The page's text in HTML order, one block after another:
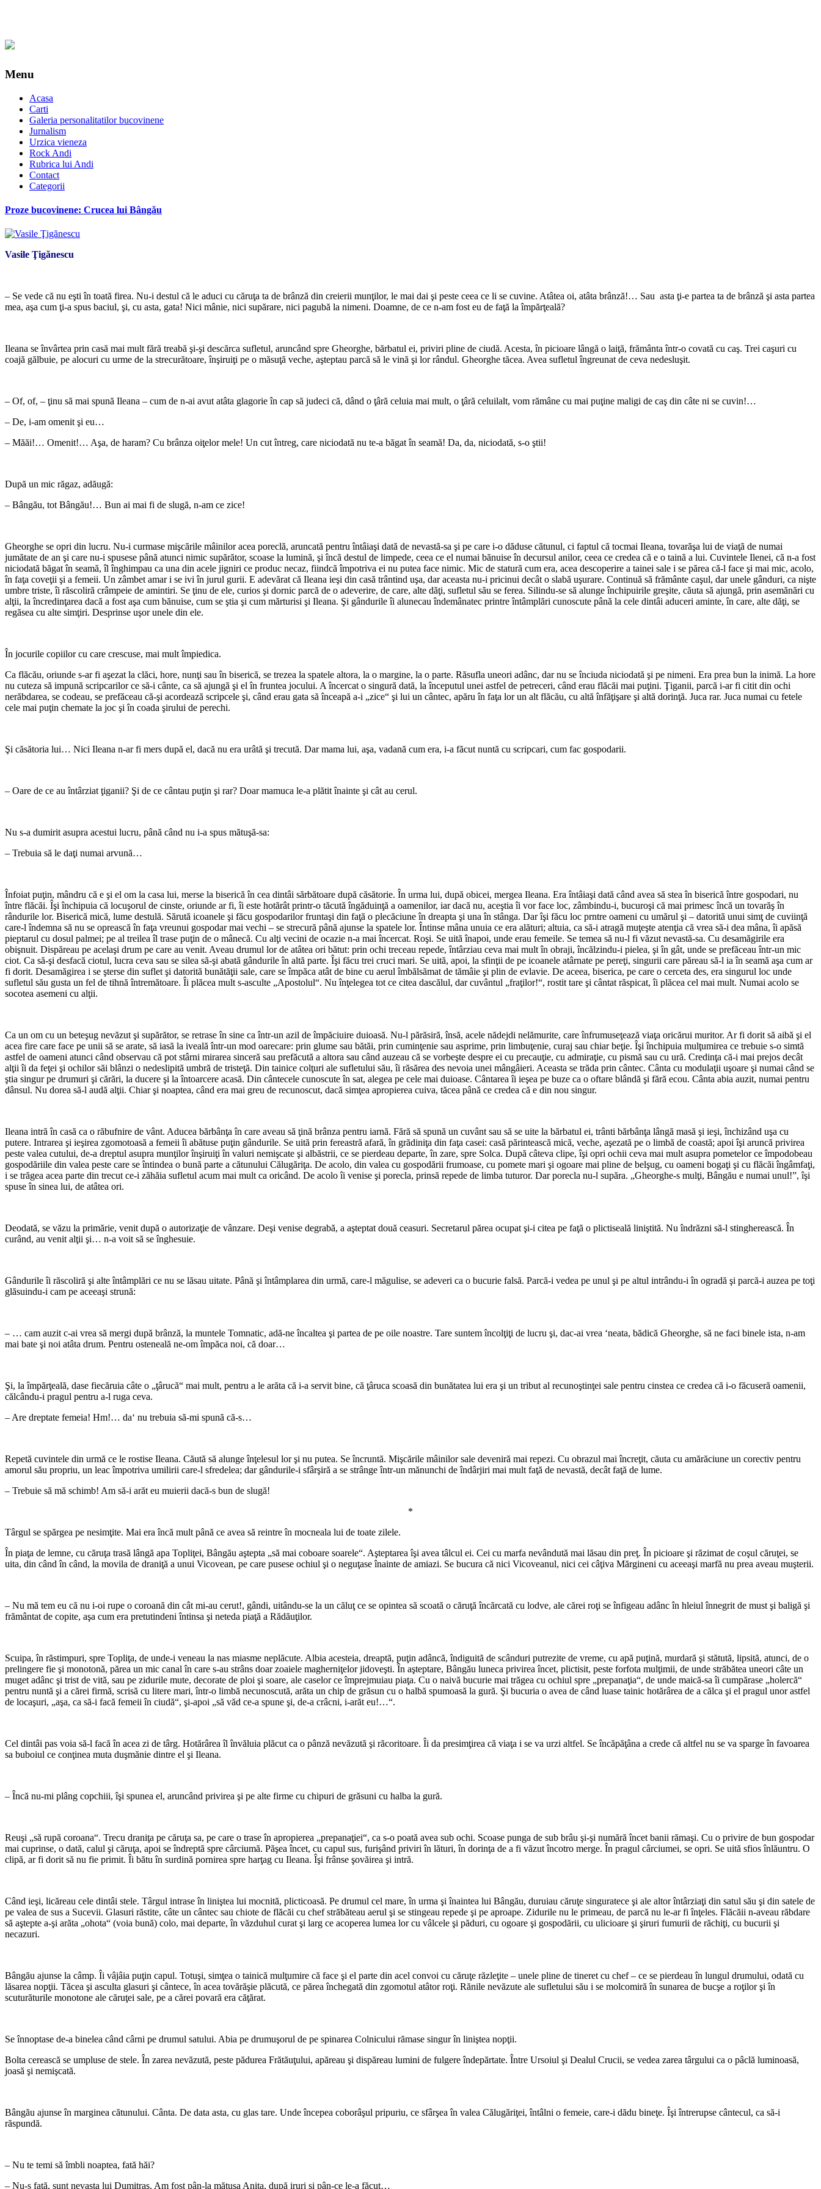
Menu
Acasa
Carti
Galeria personalitatilor bucovinene
Jurnalism
Urzica vieneza
Rock Andi
Rubrica lui Andi
Contact
Categorii
Proze bucovinene: Crucea lui Bângău
Vasile Ţigănescu
– Se vede că nu eşti în toată firea. Nu-i destul că le aduci cu căruţa ta de brânză din creierii munţilor, le mai dai şi peste ceea ce li se cuvine. Atâtea oi, atâta brânză!… Sau asta ţi-e partea ta de brânză şi asta partea
mea, aşa cum ţi-a spus baciul, şi, cu asta, gata! Nici mânie, nici supărare, nici pagubă la nimeni. Doamne, de ce n-am fost eu de faţă la împărţeală?
Ileana se învârtea prin casă mai mult fără treabă şi-şi descărca sufletul, aruncând spre Gheorghe, bărbatul ei, priviri pline de ciudă. Acesta, în picioare lângă o laiţă, frământa într-o covată cu caş. Trei caşuri cu
coajă gălbuie, pe alocuri cu urme de la strecurătoare, înşiruiţi pe o măsuţă veche, aşteptau parcă să le vină şi lor rândul. Gheorghe tăcea. Avea sufletul îngreunat de ceva nedesluşit.
– Of, of, – ţinu să mai spună Ileana – cum de n-ai avut atâta glagorie în cap să judeci că, dând o ţâră celuia mai mult, o ţâră celuilalt, vom rămâne cu mai puţine maligi de caş din câte ni se cuvin!…
– De, i-am omenit şi eu…
– Măăi!… Omenit!… Aşa, de haram? Cu brânza oiţelor mele! Un cut întreg, care niciodată nu te-a băgat în seamă! Da, da, niciodată, s-o ştii!
După un mic răgaz, adăugă:
– Bângău, tot Bângău!… Bun ai mai fi de slugă, n-am ce zice!
Gheorghe se opri din lucru. Nu-i curmase mişcările mâinilor acea poreclă, aruncată pentru întâiaşi dată de nevastă-sa şi pe care i-o dăduse cătunul, ci faptul că tocmai Ileana, tovarăşa lui de viaţă de numai
jumătate de an şi care nu-i spusese până atunci nimic supărător, scoase la lumină, şi încă destul de limpede, ceea ce el numai bănuise în decursul anilor, ceea ce credea că e o taină a lui. Cuvintele Ilenei, că n-a fost
niciodată băgat în seamă, îl înghimpau ca una din acele jigniri ce produc necaz, fiindcă împotriva ei nu putea face nimic. Mic de statură cum era, acea descoperire a tainei sale i se părea că-l face şi mai mic, acolo,
în faţa coveţii şi a femeii. Un zâmbet amar i se ivi în jurul gurii. E adevărat că Ileana ieşi din casă trântind uşa, dar aceasta nu-i pricinui decât o slabă uşurare. Continuă să frământe caşul, dar unele gânduri, ca nişte
umbre triste, îi răscoliră crâmpeie de amintiri. Se ţinu de ele, curios şi dornic parcă de o adeverire, de care, alte dăţi, sufletul său se ferea. Silindu-se să alunge închipuirile greşite, căuta să ajungă, prin asemănări cu
alţii, la încredinţarea dacă a fost aşa cum bănuise, cum se ştia şi cum mărturisi şi Ileana. Şi gândurile îi alunecau îndemânatec printre întâmplări cunoscute până la cele dintâi aduceri aminte, în care, alte dăţi, se
regăsea cu alte simţiri. Desprinse uşor unele din ele.
În jocurile copiilor cu care crescuse, mai mult împiedica.
Ca flăcău, oriunde s-ar fi aşezat la clăci, hore, nunţi sau în biserică, se trezea la spatele altora, la o margine, la o parte. Răsufla uneori adânc, dar nu se înciuda niciodată şi pe nimeni. Era prea bun la inimă. La hore
nu cuteza să impună scripcarilor ce să-i cânte, ca să ajungă şi el în fruntea jocului. A încercat o singură dată, la începutul unei astfel de petreceri, când erau flăcăi mai puţini. Ţiganii, parcă i-ar fi citit din ochi
nerăbdarea, se codeau, se prefăceau că-şi acordează scripcele şi, când erau gata să înceapă a-i „zice“ şi lui un cântec, apăru în faţa lor un alt flăcău, cu altă înfăţişare şi altă dorinţă. Juca rar. Juca numai cu fetele
cele mai puţin chemate la joc şi în coada şirului de perechi.
Şi căsătoria lui… Nici Ileana n-ar fi mers după el, dacă nu era urâtă şi trecută. Dar mama lui, aşa, vadană cum era, i-a făcut nuntă cu scripcari, cum fac gospodarii.
– Oare de ce au întârziat ţiganii? Şi de ce cântau puţin şi rar? Doar mamuca le-a plătit înainte şi cât au cerul.
Nu s-a dumirit asupra acestui lucru, până când nu i-a spus mătuşă-sa:
– Trebuia să le daţi numai arvună…
Înfoiat puţin, mândru că e şi el om la casa lui, merse la biserică în cea dintâi sărbătoare după căsătorie. În urma lui, după obicei, mergea Ileana. Era întâiaşi dată când avea să stea în biserică între gospodari, nu
între flăcăi. Îşi închipuia că locuşorul de cinste, oriunde ar fi, îi este hotărât printr-o tăcută îngăduinţă a oamenilor, iar dacă nu, aceştia îi vor face loc, zâmbindu-i, bucuroşi că mai primesc încă un tovarăş în
rândurile lor. Biserică mică, lume destulă. Sărută icoanele şi făcu gospodarilor fruntaşi din faţă o plecăciune în dreapta şi una în stânga. Dar îşi făcu loc prntre oameni cu umărul şi – datorită unui simţ de cuviinţă
care-l îndemna să nu se oprească în faţa vreunui gospodar mai vechi – se strecură până ajunse la spatele lor. Întinse mâna unuia ce era alături; altuia, ca să-i atragă muţeşte atenţia că vrea să-i dea mâna, îi apăsă
pieptarul cu dosul palmei; pe al treilea îl trase puţin de o mânecă. Cu alţi vecini de ocazie n-a mai încercat. Roşi. Se uită înapoi, unde erau femeile. Se temea să nu-l fi văzut nevastă-sa. Cu desamăgirile era
obişnuit. Dispăreau pe acelaşi drum pe care au venit. Aveau drumul lor de atâtea ori bătut: prin ochi treceau repede, întârziau ceva mai mult în obraji, încălzindu-i pielea, şi în gât, unde se prefăceau într-un mic
ciot. Ca să-şi desfacă ciotul, lucra ceva sau se silea să-şi abată gândurile în altă parte. Îşi făcu trei cruci mari. Se uită, apoi, la sfinţii de pe icoanele atârnate pe pereţi, singurii care păreau să-l ia în seamă aşa cum ar
fi dorit. Desamăgirea i se şterse din suflet şi datorită bunătăţii sale, care se împăca atât de bine cu aerul îmbălsămat de tămâie şi plin de evlavie. De aceea, biserica, pe care o cerceta des, era singurul loc unde
sufletul său gusta un fel de tihnă întremătoare. Îi plăcea mult s-asculte „Apostolul“. Nu înţelegea tot ce citea dascălul, dar cuvântul „fraţilor!“, rostit tare şi cântat răspicat, îi plăcea cel mai mult. Numai acolo se
socotea asemeni cu alţii.
Ca un om cu un beteşug nevăzut şi supărător, se retrase în sine ca într-un azil de împăciuire duioasă. Nu-l părăsiră, însă, acele nădejdi nelămurite, care înfrumuseţează viaţa oricărui muritor. Ar fi dorit să aibă şi el
acea fire care face pe unii să se arate, să iasă la iveală într-un mod oarecare: prin glume sau bătăi, prin cuminţenie sau asprime, prin limbuţenie, curaj sau chiar beţie. Îşi închipuia mulţumirea ce trebuie s-o simtă
astfel de oameni atunci când observau că pot stârni mirarea sinceră sau prefăcută a altora sau când auzeau că se vorbeşte despre ei cu precauţie, cu admiraţie, cu pismă sau cu ură. Credinţa că-i mai prejos decât
alţii îi da feţei şi ochilor săi blânzi o nedeslipită umbră de tristeţă. Din tainice colţuri ale sufletului său, îi răsărea des nevoia unei mângâieri. Aceasta se trăda prin cântec. Cânta cu modulaţii uşoare şi numai când se
ştia singur pe drumuri şi cărări, la ducere şi la întoarcere acasă. Din cântecele cunoscute în sat, alegea pe cele mai duioase. Cântarea îi ieşea pe buze ca o oftare blândă şi fără ecou. Cânta abia auzit, numai pentru
dânsul. Nu dorea să-l audă alţii. Chiar şi noaptea, când era mai greu de recunoscut, dacă simţea apropierea cuiva, tăcea până ce credea că e din nou singur.
Ileana intră în casă ca o răbufnire de vânt. Aducea bărbânţa în care aveau să ţină brânza pentru iarnă. Fără să spună un cuvânt sau să se uite la bărbatul ei, trânti bărbânţa lângă masă şi ieşi, închizând uşa cu
putere. Intrarea şi ieşirea zgomotoasă a femeii îi abătuse puţin gândurile. Se uită prin fereastră afară, în grădiniţa din faţa casei: casă părintească mică, veche, aşezată pe o limbă de coastă; apoi îşi aruncă privirea
peste valea cutului, de-a dreptul asupra munţilor înşiruiţi în valuri nemişcate şi albăstrii, ce se pierdeau departe, în zare, spre Solca. După câteva clipe, îşi opri ochii ceva mai mult asupra pometelor ce împodobeau
gospodăriile din valea peste care se întindea o bună parte a cătunului Călugăriţa. De acolo, din valea cu gospodării frumoase, cu pomete mari şi ogoare mai pline de belşug, cu oameni bogaţi şi cu flăcăi îngâmfaţi,
i se trăgea acea parte din trecut ce-i zăhăia sufletul acum mai mult ca oricând. De acolo îi venise şi porecla, prinsă repede de limba tuturor. Dar porecla nu-l supăra. „Gheorghe-s mulţi, Bângău e numai unul!”, îşi
spuse în sinea lui, de atâtea ori.
Deodată, se văzu la primărie, venit după o autorizaţie de vânzare. Deşi venise degrabă, a aşteptat două ceasuri. Secretarul părea ocupat şi-i citea pe faţă o plictiseală liniştită. Nu îndrăzni să-l stingherească. În
curând, au venit alţii şi… n-a voit să se înghesuie.
Gândurile îi răscoliră şi alte întâmplări ce nu se lăsau uitate. Până şi întâmplarea din urmă, care-l măgulise, se adeveri ca o bucurie falsă. Parcă-i vedea pe unul şi pe altul intrându-i în ogradă şi parcă-i auzea pe toţi
glăsuindu-i cam pe aceeaşi strună:
– … cam auzit c-ai vrea să mergi după brânză, la muntele Tomnatic, adă-ne încaltea şi partea de pe oile noastre. Tare suntem încolţiţi de lucru şi, dac-ai vrea ‘neata, bădică Gheorghe, să ne faci binele ista, n-am
mai bate şi noi atâta drum. Pentru osteneală ne-om împăca noi, că doar…
Şi, la împărţeală, dase fiecăruia câte o „ţârucă“ mai mult, pentru a le arăta că i-a servit bine, că ţâruca scoasă din bunătatea lui era şi un tribut al recunoştinţei sale pentru cinstea ce credea că i-o făcuseră oamenii,
călcându-i pragul pentru a-l ruga ceva.
– Are dreptate femeia! Hm!… da‘ nu trebuia să-mi spună că-s…
Repetă cuvintele din urmă ce le rostise Ileana. Căută să alunge înţelesul lor şi nu putea. Se încruntă. Mişcările mâinilor sale deveniră mai repezi. Cu obrazul mai încreţit, căuta cu amărăciune un corectiv pentru
amorul său propriu, un leac împotriva umilirii care-l sfredelea; dar gândurile-i sfârşiră a se strânge într-un mănunchi de îndârjiri mai mult faţă de nevastă, decât faţă de lume.
– Trebuie să mă schimb! Am să-i arăt eu muierii dacă-s bun de slugă!
*
Târgul se spărgea pe nesimţite. Mai era încă mult până ce avea să reintre în mocneala lui de toate zilele.
În piaţa de lemne, cu căruţa trasă lângă apa Topliţei, Bângău aştepta „să mai coboare soarele“. Aşteptarea îşi avea tâlcul ei. Cei cu marfa nevândută mai lăsau din preţ. În picioare şi răzimat de coşul căruţei, se
uita, din când în când, la movila de draniţă a unui Vicovean, pe care pusese ochiul şi o neguţase înainte de amiazi. Se bucura că nici Vicoveanul, nici cei câţiva Mărgineni cu aceeaşi marfă nu prea aveau muşterii.
– Nu mă tem eu că nu i-oi rupe o coroană din cât mi-au cerut!, gândi, uitându-se la un căluţ ce se opintea să scoată o căruţă încărcată cu lodve, ale cărei roţi se înfigeau adânc în hleiul înnegrit de must şi baligă şi
frământat de copite, aşa cum era pretutindeni întinsa şi neteda piaţă a Rădăuţilor.
Scuipa, în răstimpuri, spre Topliţa, de unde-i veneau la nas miasme neplăcute. Albia acesteia, dreaptă, puţin adâncă, îndiguită de scânduri putrezite de vreme, cu apă puţină, murdară şi stătută, lipsită, atunci, de o
prelingere fie şi monotonă, părea un mic canal în care s-au strâns doar zoaiele magherniţelor jidoveşti. În aşteptare, Bângău luneca privirea încet, plictisit, peste forfota mulţimii, de unde străbătea uneori câte un
muget adânc şi trist de vită, sau pe zidurile mute, decorate de ploi şi soare, ale caselor ce împrejmuiau piaţa. Cu o naivă bucurie mai trăgea cu ochiul spre „prepanaţia“, de unde maică-sa îi cumpărase „holercă“
pentru nuntă şi a cărei firmă, scrisă cu litere mari, într-o limbă necunoscută, arăta un chip de grăsun cu o halbă spumoasă la gură. Şi bucuria o avea de când luase tainic hotărârea de a călca şi el pragul unor astfel
de locaşuri, „aşa, ca să-i facă femeii în ciudă“, şi-apoi „să văd ce-a spune şi, de-a crâcni, i-arăt eu!…“.
Cel dintâi pas voia să-l facă în acea zi de târg. Hotărârea îl învăluia plăcut ca o pânză nevăzută şi răcoritoare. Îi da presimţirea că viaţa i se va urzi altfel. Se încăpăţâna a crede că altfel nu se va sparge în favoarea
sa buboiul ce conţinea muta duşmănie dintre el şi Ileana.
– Încă nu-mi plâng copchiii, îşi spunea el, aruncând privirea şi pe alte firme cu chipuri de grăsuni cu halba la gură.
Reuşi „să rupă coroana“. Trecu draniţa pe căruţa sa, pe care o trase în apropierea „prepanaţiei“, ca s-o poată avea sub ochi. Scoase punga de sub brâu şi-şi numără încet banii rămaşi. Cu o privire de bun gospodar
mai cuprinse, o dată, calul şi căruţa, apoi se îndreptă spre cârciumă. Păşea încet, cu capul sus, furişând priviri în lături, în dorinţa de a fi văzut încotro merge. În pragul cârciumei, se opri. Se uită sfios înlăuntru. O
clipă, ar fi dorit să nu fie primit. Îi bătu în surdină pornirea spre harţag cu Ileana. Îşi frânse şovăirea şi intră.
Când ieşi, licăreau cele dintâi stele. Târgul intrase în liniştea lui mocnită, plicticoasă. Pe drumul cel mare, în urma şi înaintea lui Bângău, duruiau căruţe singuratece şi ale altor întârziaţi din satul său şi din satele de
pe valea de sus a Sucevii. Glasuri răstite, câte un cântec sau chiote de flăcăi cu chef străbăteau aerul şi se stingeau repede şi pe aproape. Zidurile nu le primeau, de parcă nu le-ar fi înţeles. Flăcăii n-aveau răbdare
să aştepte a-şi arăta „ohota“ (voia bună) colo, mai departe, în văzduhul curat şi larg ce acoperea lumea lor cu vâlcele şi păduri, cu ogoare şi gospodării, cu ulicioare şi şiruri fumurii de răchiţi, cu bucurii şi
necazuri.
Bângău ajunse la câmp. Îi vâjâia puţin capul. Totuşi, simţea o tainică mulţumire că face şi el parte din acel convoi cu căruţe răzleţite – unele pline de tineret cu chef – ce se pierdeau în lungul drumului, odată cu
lăsarea nopţii. Tăcea şi asculta glasuri şi cântece, în acea tovărăşie plăcută, ce părea închegată din zgomotul atâtor roţi. Rănile nevăzute ale sufletului său i se molcomiră în sunarea de bucşe a roţilor şi în
scuturăturile monotone ale căruţei sale, pe a cărei povară era căţărat.
Se înnoptase de-a binelea când cârni pe drumul satului. Abia pe drumuşorul de pe spinarea Colnicului rămase singur în liniştea nopţii.
Bolta cerească se umpluse de stele. În zarea nevăzută, peste pădurea Frătăuţului, apăreau şi dispăreau lumini de fulgere îndepărtate. Între Ursoiul şi Dealul Crucii, se vedea zarea târgului ca o pâclă luminoasă,
joasă şi nemişcată.
Bângău ajunse în marginea cătunului. Cânta. De data asta, cu glas tare. Unde începea coborâşul pripuriu, ce sfârşea în valea Călugăriţei, întâlni o femeie, care-i dădu bineţe. Îşi întrerupse cântecul, ca să-i
răspundă.
– Nu te temi să îmbli noaptea, fată hăi?
– Nu-s fată, sunt nevasta lui Dumitraş. Am fost pân-la mătuşa Aniţa, după iruri şi pân-ce le-a făcut…